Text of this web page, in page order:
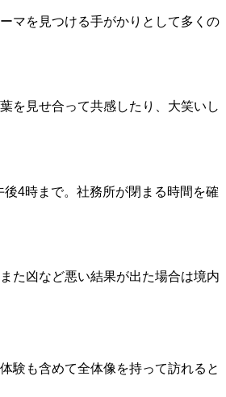
マを見つける手がかりとして多くの
を見せ合って共感したり、大笑いし
4時まで。社務所が閉まる時間を確
た凶など悪い結果が出た場合は境内
験も含めて全体像を持って訪れると